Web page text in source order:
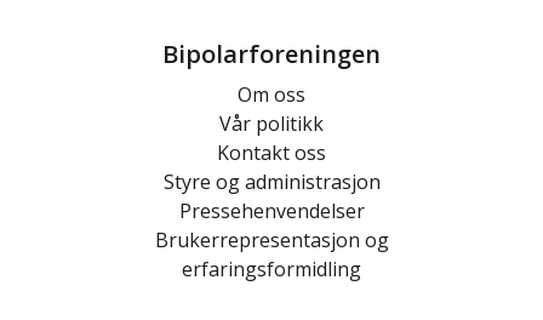
Bipolarforeningen
Om oss
Vår politikk
Kontakt oss
Styre og administrasjon
Pressehenvendelser
Brukerrepresentasjon og
erfaringsformidling